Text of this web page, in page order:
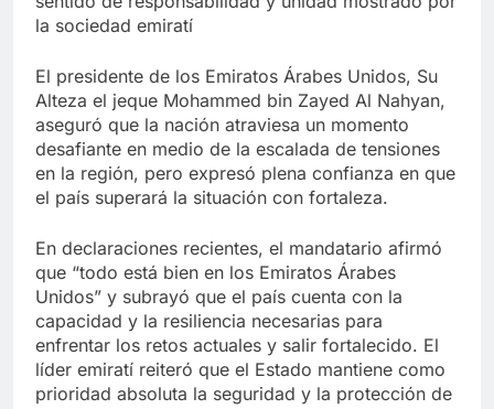
la sociedad emiratí
El presidente de los Emiratos Árabes Unidos, Su
Alteza el jeque Mohammed bin Zayed Al Nahyan,
aseguró que la nación atraviesa un momento
desafiante en medio de la escalada de tensiones
en la región, pero expresó plena confianza en que
el país superará la situación con fortaleza.
En declaraciones recientes, el mandatario afirmó
que “todo está bien en los Emiratos Árabes
Unidos” y subrayó que el país cuenta con la
capacidad y la resiliencia necesarias para
enfrentar los retos actuales y salir fortalecido. El
líder emiratí reiteró que el Estado mantiene como
prioridad absoluta la seguridad y la protección de